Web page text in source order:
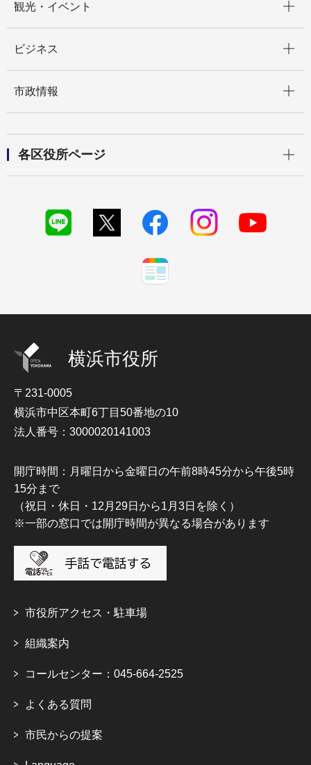
観光・イベント
ビジネス
市政情報
各区役所ページ
横浜市役所
〒231-0005
横浜市中区本町6丁目50番地の10
法人番号：3000020141003
開庁時間：月曜日から金曜日の午前8時45分から午後5時
15分まで
（祝日・休日・12月29日から1月3日を除く）
※一部の窓口では開庁時間が異なる場合があります
市役所アクセス・駐車場
組織案内
コールセンター：045-664-2525
よくある質問
市民からの提案